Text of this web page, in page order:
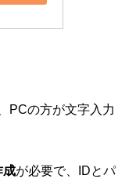
PCの方が文字入力
成が必要で、IDとパ